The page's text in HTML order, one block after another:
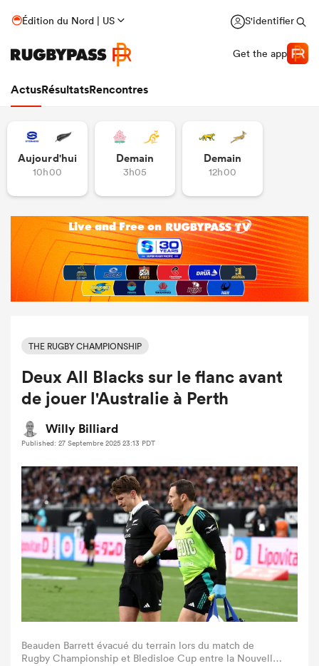
Édition du Nord | US S'identifier
Get the app
ActusRésultatsRencontres
Aujourd'hui
10h00
Demain
3h05
Demain
12h00
THE RUGBY CHAMPIONSHIP
Deux All Blacks sur le flanc avant
de jouer l'Australie à Perth
Willy Billiard
Published: 27 Septembre 2025 23:13 PDT
Beauden Barrett évacué du terrain lors du match de
Rugby Championship et Bledisloe Cup entre la Nouvelle-